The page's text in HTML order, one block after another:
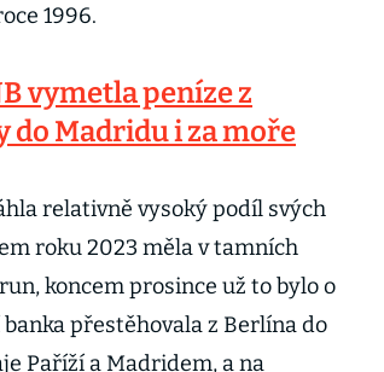
1996.
vymetla peníze z
Madridu i za moře
relativně vysoký podíl svých
roku 2023 měla v tamních
koncem prosince už to bylo o
přestěhovala z Berlína do
Paříží a Madridem, a na